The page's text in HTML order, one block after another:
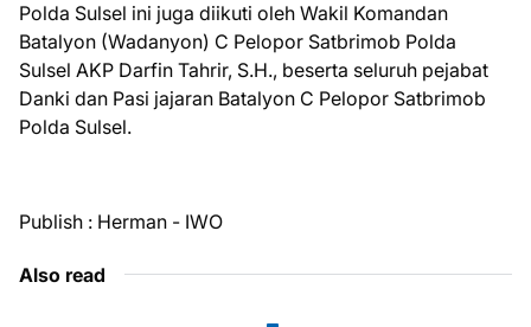
Polda Sulsel ini juga diikuti oleh Wakil Komandan
Batalyon (Wadanyon) C Pelopor Satbrimob Polda
Sulsel AKP Darfin Tahrir, S.H., beserta seluruh pejabat
Danki dan Pasi jajaran Batalyon C Pelopor Satbrimob
Polda Sulsel.
Publish : Herman - IWO
Also read